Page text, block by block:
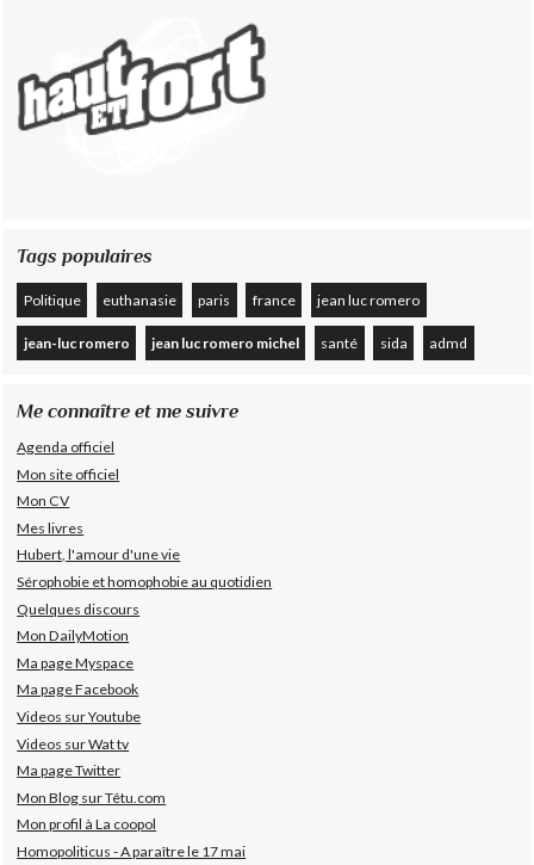
Tags populaires
Politique euthanasie paris france jean luc romero
jean-luc romero jean luc romero michel santé sida admd
Me connaître et me suivre
Agenda officiel
Mon site officiel
Mon CV
Mes livres
Hubert, l'amour d'une vie
Sérophobie et homophobie au quotidien
Quelques discours
Mon DailyMotion
Ma page Myspace
Ma page Facebook
Videos sur Youtube
Videos sur Wat tv
Ma page Twitter
Mon Blog sur Têtu.com
Mon profil à La coopol
Homopoliticus - A paraître le 17 mai